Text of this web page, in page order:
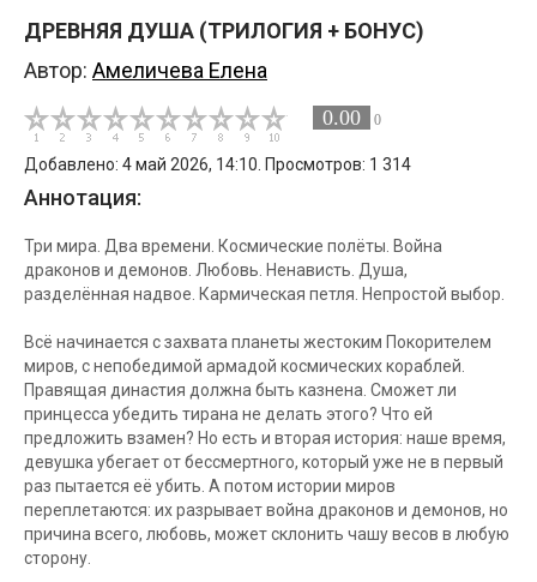
ДРЕВНЯЯ ДУША (ТРИЛОГИЯ + БОНУС)
Автор: Амеличева Елена
0.00 0
Добавлено: 4 май 2026, 14:10. Просмотров: 1 314
Аннотация:
Три мира. Два времени. Космические полёты. Война
драконов и демонов. Любовь. Ненависть. Душа,
разделённая надвое. Кармическая петля. Непростой выбор.
Всё начинается с захвата планеты жестоким Покорителем
миров, с непобедимой армадой космических кораблей.
Правящая династия должна быть казнена. Сможет ли
принцесса убедить тирана не делать этого? Что ей
предложить взамен? Но есть и вторая история: наше время,
девушка убегает от бессмертного, который уже не в первый
раз пытается её убить. А потом истории миров
переплетаются: их разрывает война драконов и демонов, но
причина всего, любовь, может склонить чашу весов в любую
сторону.